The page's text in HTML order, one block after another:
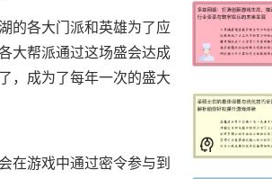
的各大门派和英雄为了应
大帮派通过这场盛会达成
，成为了每年一次的盛大
在游戏中通过密令参与到